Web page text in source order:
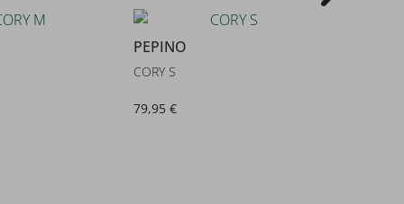
PEPINO
CORY S
79,95 €